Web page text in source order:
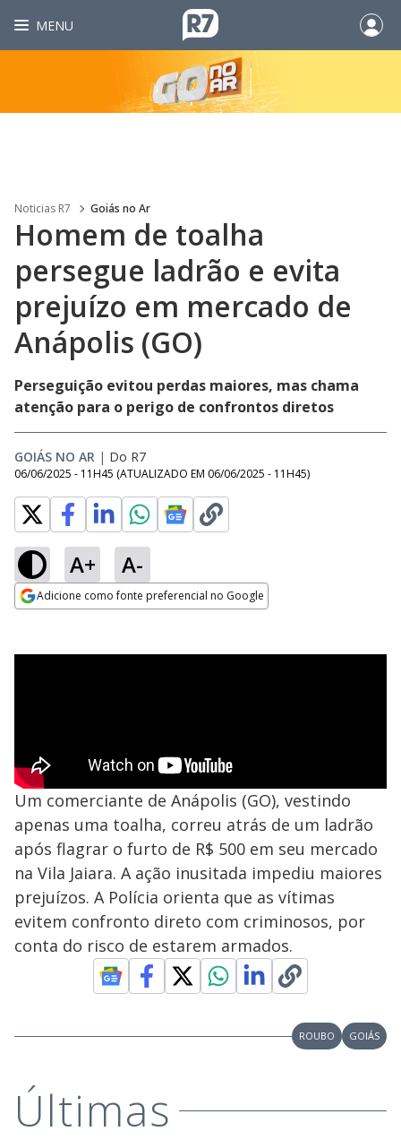
MENU
Noticias R7 Goiás no Ar
Homem de toalha
persegue ladrão e evita
prejuízo em mercado de
Anápolis (GO)
Perseguição evitou perdas maiores, mas chama
atenção para o perigo de confrontos diretos
GOIÁS NO AR | Do R7
06/06/2025 - 11H45 (ATUALIZADO EM 06/06/2025 - 11H45)
A+ A-
Adicione como fonte preferencial no Google
Um comerciante de Anápolis (GO), vestindo
apenas uma toalha, correu atrás de um ladrão
após flagrar o furto de R$ 500 em seu mercado
na Vila Jaiara. A ação inusitada impediu maiores
prejuízos. A Polícia orienta que as vítimas
evitem confronto direto com criminosos, por
conta do risco de estarem armados.
ROUBO GOIÁS
Últimas